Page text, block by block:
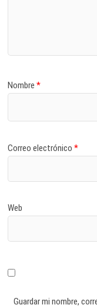
Nombre*
Correo electrónico*
Web
Guardar mi nombre,